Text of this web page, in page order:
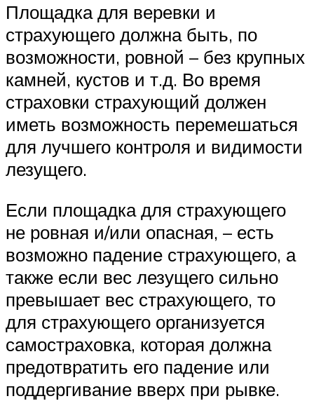
Площадка для веревки и
страхующего должна быть, по
возможности, ровной – без крупных
камней, кустов и т.д. Во время
страховки страхующий должен
иметь возможность перемешаться
для лучшего контроля и видимости
лезущего.
Если площадка для страхующего
не ровная и/или опасная, – есть
возможно падение страхующего, а
также если вес лезущего сильно
превышает вес страхующего, то
для страхующего организуется
самостраховка, которая должна
предотвратить его падение или
поддергивание вверх при рывке.